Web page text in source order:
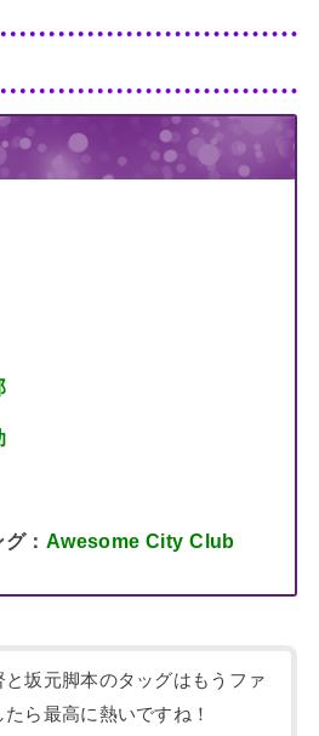
： Awesome City Club
と坂元脚本のタッグはもうファ
たら最高に熱いですね！